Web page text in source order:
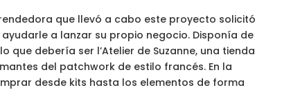
que llevó a cabo este proyecto solicitó
a lanzar su propio negocio. Disponía de
que debería ser l’Atelier de Suzanne, una tienda
del patchwork de estilo francés. En la
desde kits hasta los elementos de forma